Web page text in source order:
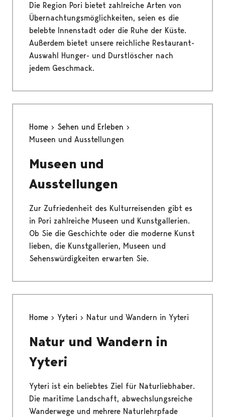
Die Region Pori bietet zahlreiche Arten von
Übernachtungsmöglichkeiten, seien es die
belebte Innenstadt oder die Ruhe der Küste.
Außerdem bietet unsere reichliche Restaurant-
Auswahl Hunger- und Durstlöscher nach
jedem Geschmack.
Home
Sehen und Erleben
Museen und Ausstellungen
Museen und
Ausstellungen
Zur Zufriedenheit des Kulturreisenden gibt es
in Pori zahlreiche Museen und Kunstgallerien.
Ob Sie die Geschichte oder die moderne Kunst
lieben, die Kunstgallerien, Museen und
Sehenswürdigkeiten erwarten Sie.
Home Yyteri Natur und Wandern in Yyteri
Natur und Wandern in
Yyteri
Yyteri ist ein beliebtes Ziel für Naturliebhaber.
Die maritime Landschaft, abwechslungsreiche
Wanderwege und mehrere Naturlehrpfade